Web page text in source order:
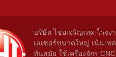
บริษัท ไชยเจริญเทค โรงง
เลเซอร์ขนาดใหญ่ เน้นเท
ทันสมัย ใช้เครื่องจักร